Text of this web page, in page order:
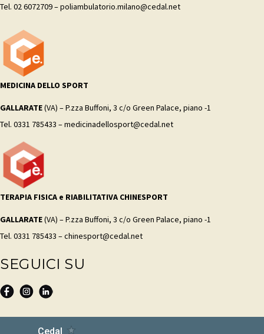
Tel. 02 6072709 – poliambulatorio.milano@cedal.net
MEDICINA DELLO SPORT
GALLARATE(VA) – P.zza Buffoni, 3 c/o Green Palace, piano -1
Tel. 0331 785433 – medicinadellosport@cedal.net
TERAPIA FISICA e RIABILITATIVA CHINESPORT
GALLARATE(VA) – P.zza Buffoni, 3 c/o Green Palace, piano -1
Tel. 0331 785433 – chinesport@cedal.net
SEGUICI SU